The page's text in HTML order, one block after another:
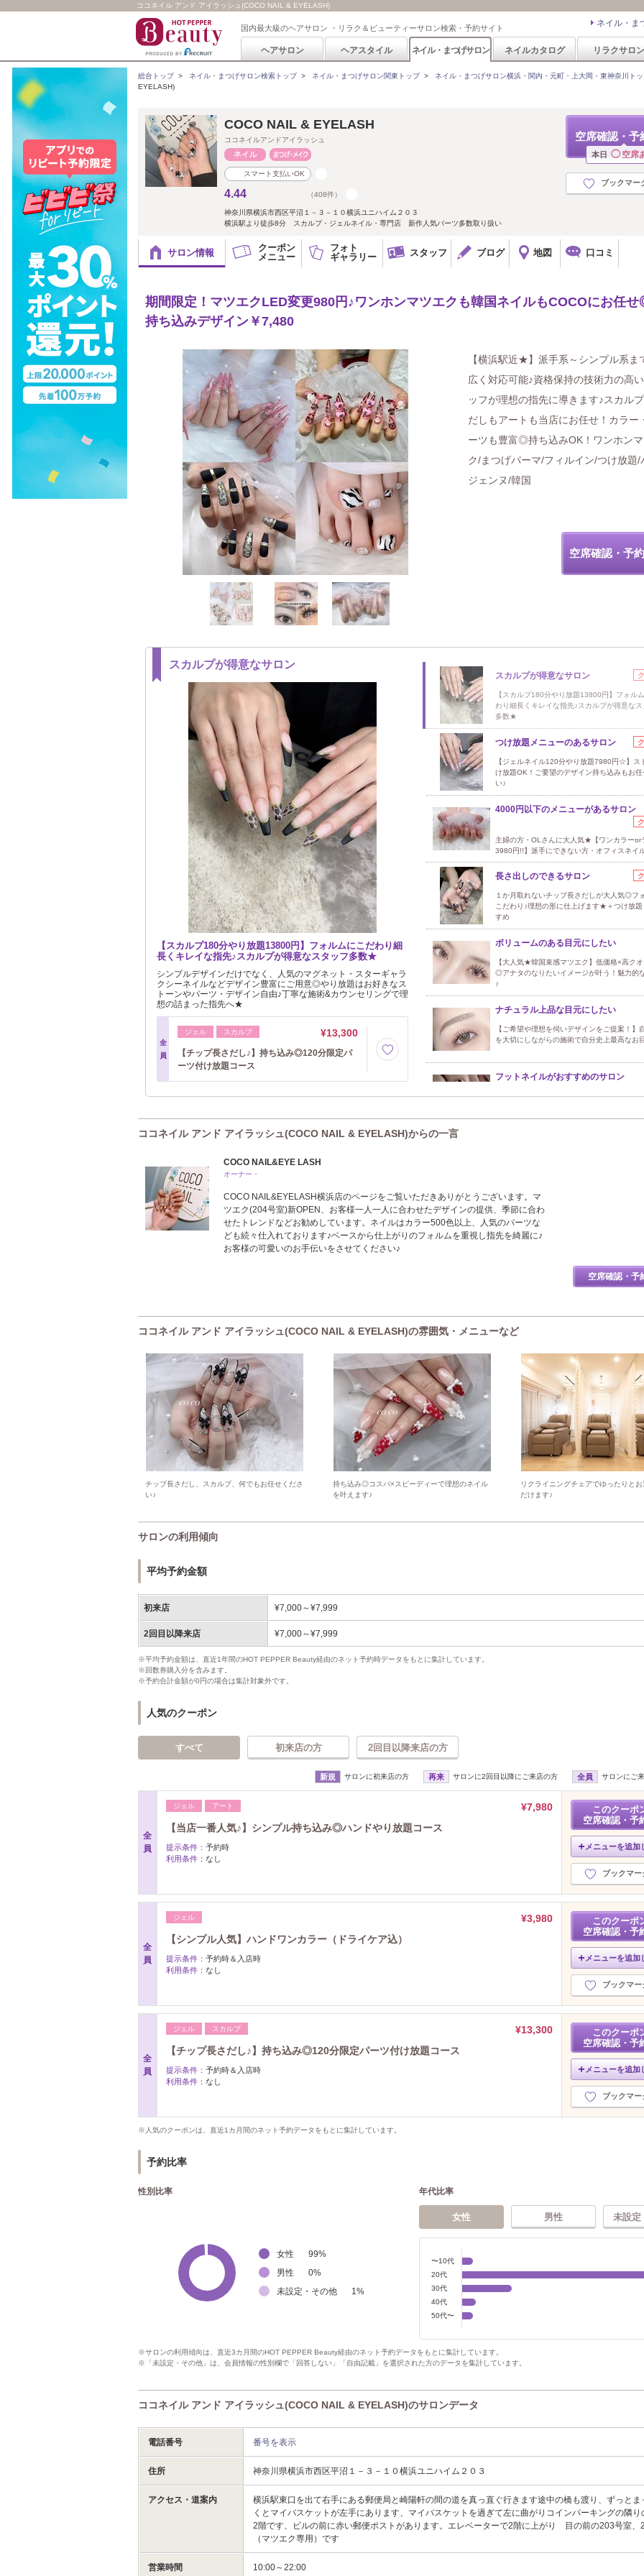
ココネイル アンド アイラッシュ(COCO NAIL & EYELASH)
国内最大級のヘアサロン ・リラク＆ビューティーサロン検索・予約サイト ネイル・ま
ヘアサロン ヘアスタイル ネイル・まつげサロン ネイルカタログ リラクサロン
総合トップ> ネイル・まつげサロン検索トップ> ネイル・まつげサロン関東トップ> ネイル・まつげサロン横浜・関内・元町・上大岡・東神奈川ト
EYELASH)
空席確認・予
本日 ◯ 空席
ブックマー
COCO NAIL & EYELASH
ココネイルアンドアイラッシュ
スマート支払いOK
4.44 （408件）
神奈川県横浜市西区平沼１－３－１０横浜ユニハイム２０３
横浜駅より徒歩8分 スカルプ・ジェルネイル・専門店 新作人気パーツ多数取り扱い
サロン情報
クーポン
メニュー
フォト
ギャラリー
スタッフ ブログ 地図 口コミ
期間限定！マツエクLED変更980円♪ワンホンマツエクも韓国ネイルもCOCOにお任
持ち込みデザイン￥7,480
【横浜駅近★】派手系～シンプル系ま
広く対応可能♪資格保持の技術力の高
ッフが理想の指先に導きます♪スカル
だしもアートも当店にお任せ！カラー
ーツも豊富◎持ち込みOK！ワンホン
ク/まつげパーマ/フィルイン/つけ放題/
ジェンヌ/韓国
空席確認・予
スカルプが得意なサロン
【スカルプ180分やり放題13800円】フォルムにこだわり細
長くキレイな指先♪スカルプが得意なスタッフ多数★
シンプルデザインだけでなく、人気のマグネット・スターギャラ
クシーネイルなどデザイン豊富にご用意◎やり放題はお好きなス
トーンやパーツ・デザイン自由♪丁寧な施術&カウンセリングで理
想の詰まった指先へ★
全
員
ジェル スカルプ ¥13,300
【チップ長さだし♪】持ち込み◎120分限定パ
ーツ付け放題コース
スカルプが得意なサロン
【スカルプ180分やり放題13800円】フォル
わり細長くキレイな指先♪スカルプが得意なス
多数★
つけ放題メニューのあるサロン
【ジェルネイル120分やり放題7980円☆】ス
け放題OK！ご要望のデザイン持ち込みもお任
い♪
4000円以下のメニューがあるサロン
主婦の方・OLさんに大人気★【ワンカラーor
3980円!!】派手にできない方・オフィスネイ
長さ出しのできるサロン
１か月取れないチップ長さだしが大人気◎フ
こだわり♪理想の形に仕上げます★＋つけ放題
すめ
ボリュームのある目元にしたい
【大人気★韓国束感マツエク】低価格×高クオ
◎アナタのなりたいイメージが叶う！魅力的
♪
ナチュラル上品な目元にしたい
【ご希望や理想を伺いデザインをご提案！】
を大切にしながらの施術で自分史上最高なお
フットネイルがおすすめのサロン
夏のフットオススメ！フットネイルやり放題
ココネイル アンド アイラッシュ(COCO NAIL & EYELASH)からの一言
COCO NAIL&EYE LASH
オーナー・
COCO NAIL&EYELASH横浜店のページをご覧いただきありがとうございます。マ
ツエク(204号室)新OPEN、お客様一人一人に合わせたデザインの提供、季節に合わ
せたトレンドなどお勧めしています。ネイルはカラー500色以上、人気のパーツな
ども続々仕入れております♪ベースから仕上がりのフォルムを重視し指先を綺麗に♪
お客様の可愛いのお手伝いをさせてください♪
空席確認・予
ココネイル アンド アイラッシュ(COCO NAIL & EYELASH)の雰囲気・メニューなど
チップ長さだし、スカルプ、何でもお任せくださ
い♪
持ち込み◎コスパ×スピーディーで理想のネイル
を叶えます♪
リクライニングチェアでゆったりと
だけます♪
サロンの利用傾向
平均予約金額
初来店 ¥7,000～¥7,999
2回目以降来店 ¥7,000～¥7,999
※平均予約金額は、直近1年間のHOT PEPPER Beauty経由のネット予約時データをもとに集計しています。
※回数券購入分を含みます。
※予約合計金額が0円の場合は集計対象外です。
人気のクーポン
すべて 初来店の方 2回目以降来店の方
新規 サロンに初来店の方 再来 サロンに2回目以降にご来店の方 全員 サロンにご
全
員
ジェル アート
¥7,980
【当店一番人気♪】シンプル持ち込み◎ハンドやり放題コース
提示条件： 予約時
利用条件： なし
このクーポ
空席確認・予
メニューを追加
ブックマー
全
員
ジェル
¥3,980
【シンプル人気】ハンドワンカラー（ドライケア込）
提示条件： 予約時＆入店時
利用条件： なし
このクーポ
空席確認・予
メニューを追加
ブックマー
全
員
ジェル スカルプ
¥13,300
【チップ長さだし♪】持ち込み◎120分限定パーツ付け放題コース
提示条件： 予約時＆入店時
利用条件： なし
このクーポ
空席確認・予
メニューを追加
ブックマー
※人気のクーポンは、直近1カ月間のネット予約データをもとに集計しています。
予約比率
性別比率
女性 99%
男性
0%
未設定・その他
1 %
年代比率
女性 男性 未設定
〜10代
20代
30代
40代
50代〜
※サロンの利用傾向は、直近3カ月間のHOT PEPPER Beauty経由のネット予約データをもとに集計しています。
※「未設定・その他」は、会員情報の性別欄で「回答しない」「自由記載」を選択された方のデータを集計しています。
ココネイル アンド アイラッシュ(COCO NAIL & EYELASH)のサロンデータ
電話番号 番号を表示
住所 神奈川県横浜市西区平沼１－３－１０横浜ユニハイム２０３
アクセス・道案内
横浜駅東口を出て右手にある郵便局と崎陽軒の間の道を真っ直ぐ行きます途中の橋も渡り、ずっとま
くとマイバスケットが左手にあります、マイバスケットを過ぎて左に曲がりコインパーキングの隣り
2階です、ビルの前に赤い郵便ポストがあります。エレベーターで2階に上がり 目の前の203号室、
（マツエク専用）です
営業時間 10:00～22:00